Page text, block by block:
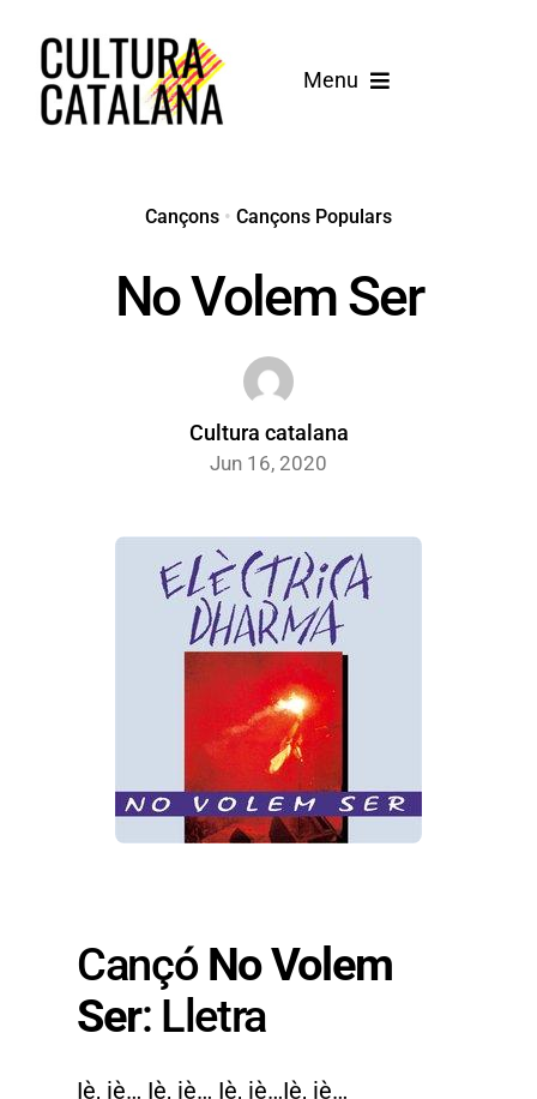
content
Menu
Cançons
Blog
Cançons • Cançons Populars
No Volem Ser
Cultura catalana
Jun 16, 2020
Cançó No Volem
Ser: Lletra
Iè, iè… Iè, iè… Iè, iè…Iè, iè…